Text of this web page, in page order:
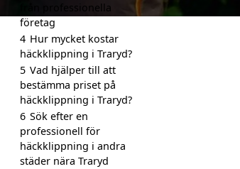
från professionella
företag
4 Hur mycket kostar
häckklippning i Traryd?
5 Vad hjälper till att
bestämma priset på
häckklippning i Traryd?
6 Sök efter en
professionell för
häckklippning i andra
städer nära Traryd